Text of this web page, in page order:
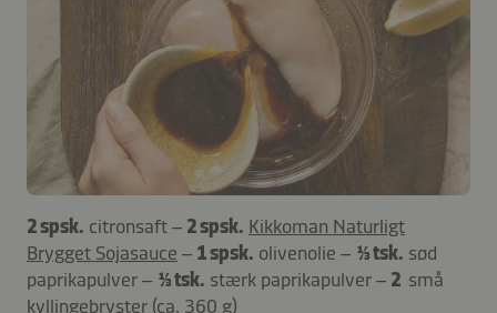
2 spsk. citronsaft – 2 spsk. Kikkoman Naturligt
Brygget Sojasauce – 1 spsk. olivenolie – ⅓ tsk. sød
paprikapulver – ⅓ tsk. stærk paprikapulver – 2 små
kyllingebryster (ca. 360 g)